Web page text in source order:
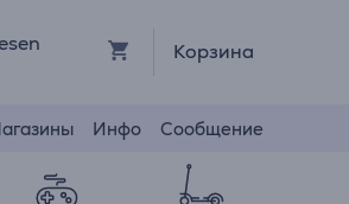
Корзина
Инфо Сообщение